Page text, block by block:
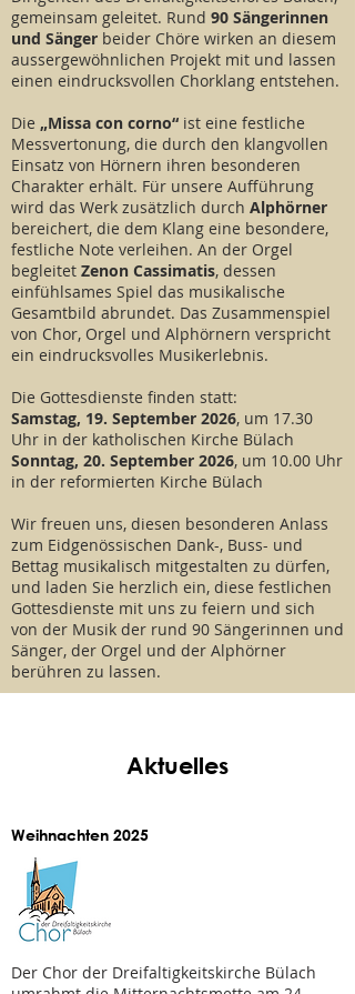
gemeinsam geleitet. Rund 90 Sängerinnen
und Sänger beider Chöre wirken an diesem
aussergewöhnlichen Projekt mit und lassen
einen eindrucksvollen Chorklang entstehen.
Die „Missa con corno“ ist eine festliche
Messvertonung, die durch den klangvollen
Einsatz von Hörnern ihren besonderen
Charakter erhält. Für unsere Aufführung
wird das Werk zusätzlich durch Alphörner
bereichert, die dem Klang eine besondere,
festliche Note verleihen. An der Orgel
begleitet Zenon Cassimatis, dessen
einfühlsames Spiel das musikalische
Gesamtbild abrundet. Das Zusammenspiel
von Chor, Orgel und Alphörnern verspricht
ein eindrucksvolles Musikerlebnis.
Die Gottesdienste finden statt:
Samstag, 19. September 2026, um 17.30
Uhr in der katholischen Kirche Bülach
Sonntag, 20. September 2026, um 10.00 Uhr
in der reformierten Kirche Bülach
Wir freuen uns, diesen besonderen Anlass
zum Eidgenössischen Dank-, Buss- und
Bettag musikalisch mitgestalten zu dürfen,
und laden Sie herzlich ein, diese festlichen
Gottesdienste mit uns zu feiern und sich
von der Musik der rund 90 Sängerinnen und
Sänger, der Orgel und der Alphörner
berühren zu lassen.
Aktuelles
Weihnachten 2025
Der Chor der Dreifaltigkeitskirche Bülach